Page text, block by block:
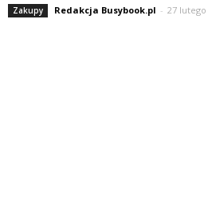
Zakupy Redakcja Busybook.pl - 27 lutego